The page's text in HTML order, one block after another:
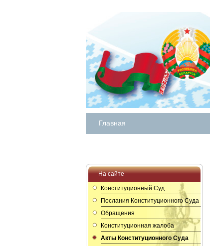
Главная
На сайте
Конституционный Суд
Послания Конституционного Суда
Обращения
Конституционная жалоба
Акты Конституционного Суда